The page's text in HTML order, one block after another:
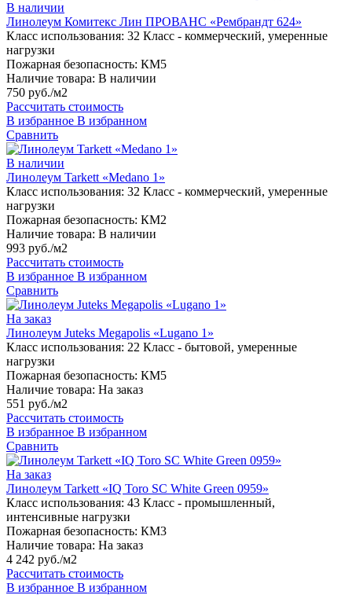
В наличии
Линолеум Комитекс Лин ПРОВАНС «Рембрандт 624»
Класс использования: 32 Класс - коммерческий, умеренные
нагрузки
Пожарная безопасность: КМ5
Наличие товара: В наличии
750 руб./м2
Рассчитать стоимость
В избранное В избранном
Сравнить
В наличии
Линолеум Tarkett «Medano 1»
Класс использования: 32 Класс - коммерческий, умеренные
нагрузки
Пожарная безопасность: КМ2
Наличие товара: В наличии
993 руб./м2
Рассчитать стоимость
В избранное В избранном
Сравнить
На заказ
Линолеум Juteks Megapolis «Lugano 1»
Класс использования: 22 Класс - бытовой, умеренные
нагрузки
Пожарная безопасность: КМ5
Наличие товара: На заказ
551 руб./м2
Рассчитать стоимость
В избранное В избранном
Сравнить
На заказ
Линолеум Tarkett «IQ Toro SC White Green 0959»
Класс использования: 43 Класс - промышленный,
интенсивные нагрузки
Пожарная безопасность: КМ3
Наличие товара: На заказ
4 242 руб./м2
Рассчитать стоимость
В избранное В избранном